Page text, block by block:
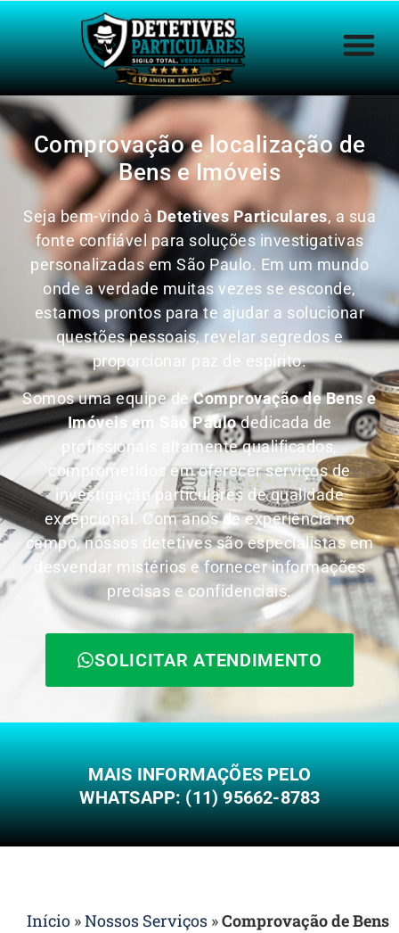
Comprovação e localização de
Bens e Imóveis
Seja bem-vindo à Detetives Particulares, a sua
fonte confiável para soluções investigativas
personalizadas em São Paulo. Em um mundo
onde a verdade muitas vezes se esconde,
estamos prontos para te ajudar a solucionar
questões pessoais, revelar segredos e
proporcionar paz de espírito.
Somos uma equipe deComprovação de Bens e
Imóveis em São Paulodedicada de
profissionais altamente qualificados,
comprometidos em oferecer serviços de
investigação particulares de qualidade
excepcional. Com anos de experiência no
campo, nossos detetives são especialistas em
desvendar mistérios e fornecer informações
precisas e confidenciais.
SOLICITAR ATENDIMENTO
MAIS INFORMAÇÕES PELO
WHATSAPP: (11) 95662-8783
Início »Nossos Serviços »Comprovação de Bens